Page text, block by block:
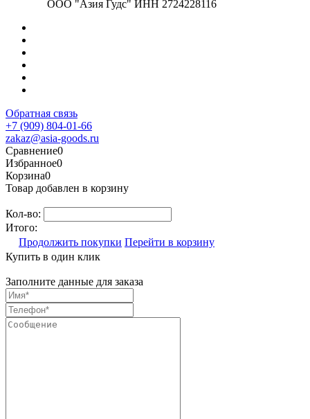
ООО "Азия Гудс" ИНН 2724228116
Обратная связь
+7 (909) 804-01-66
zakaz@asia-goods.ru
Сравнение0
Избранное0
Корзина0
Товар добавлен в корзину
Кол-во:
Итого:
Продолжить покупки Перейти в корзину
Купить в один клик
Заполните данные для заказа